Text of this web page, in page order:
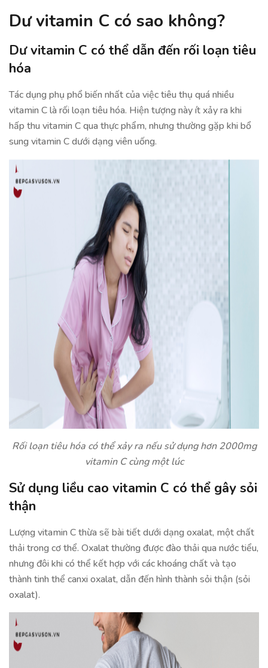
Dư vitamin C có sao không?
Dư vitamin C có thể dẫn đến rối loạn tiêu
hóa
Tác dụng phụ phổ biến nhất của việc tiêu thụ quá nhiều
vitamin C là rối loạn tiêu hóa. Hiện tượng này ít xảy ra khi
hấp thu vitamin C qua thực phẩm, nhưng thường gặp khi bổ
sung vitamin C dưới dạng viên uống.
Rối loạn tiêu hóa có thể xảy ra nếu sử dụng hơn 2000mg
vitamin C cùng một lúc
Sử dụng liều cao vitamin C có thể gây sỏi
thận
Lượng vitamin C thừa sẽ bài tiết dưới dạng oxalat, một chất
thải trong cơ thể. Oxalat thường được đào thải qua nước tiểu,
nhưng đôi khi có thể kết hợp với các khoáng chất và tạo
thành tinh thể canxi oxalat, dẫn đến hình thành sỏi thận (sỏi
oxalat).